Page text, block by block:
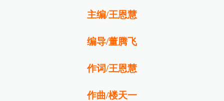
主编/王恩慧
编导/董腾飞
作词/王恩慧
作曲/楼天一